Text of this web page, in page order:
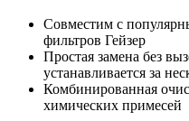
Совместим с
фильтров Гейзер
Простая замена без
устанавливается за
Комбинированная
химических примесей